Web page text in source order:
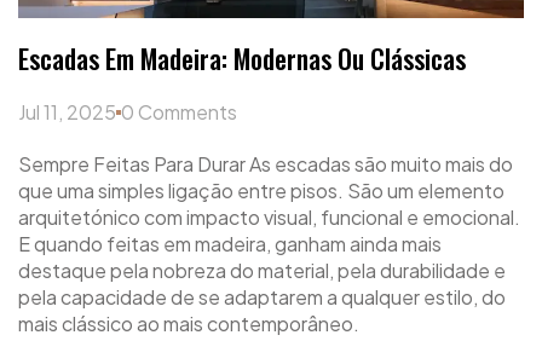
Escadas Em Madeira: Modernas Ou Clássicas
Jul 11, 2025 0 Comments
Sempre Feitas Para Durar As escadas são muito mais do
que uma simples ligação entre pisos. São um elemento
arquitetónico com impacto visual, funcional e emocional.
E quando feitas em madeira, ganham ainda mais
destaque pela nobreza do material, pela durabilidade e
pela capacidade de se adaptarem a qualquer estilo, do
mais clássico ao mais contemporâneo.